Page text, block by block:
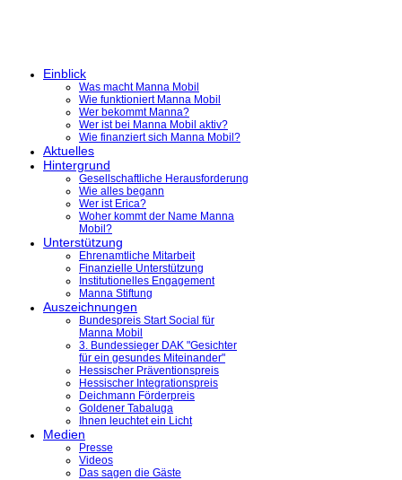
Einblick
Was macht Manna Mobil
Wie funktioniert Manna Mobil
Wer bekommt Manna?
Wer ist bei Manna Mobil aktiv?
Wie finanziert sich Manna Mobil?
Aktuelles
Hintergrund
Gesellschaftliche Herausforderung
Wie alles begann
Wer ist Erica?
Woher kommt der Name Manna
Mobil?
Unterstützung
Ehrenamtliche Mitarbeit
Finanzielle Unterstützung
Institutionelles Engagement
Manna Stiftung
Auszeichnungen
Bundespreis Start Social für
Manna Mobil
3. Bundessieger DAK "Gesichter
für ein gesundes Miteinander"
Hessischer Präventionspreis
Hessischer Integrationspreis
Deichmann Förderpreis
Goldener Tabaluga
Ihnen leuchtet ein Licht
Medien
Presse
Videos
Das sagen die Gäste